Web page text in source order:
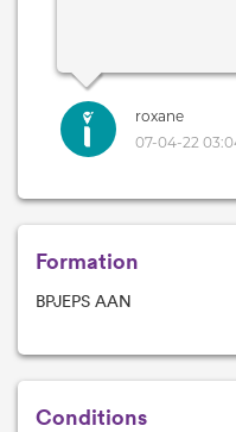
roxane
07-04-22
Formation
BPJEPS AAN
Conditions